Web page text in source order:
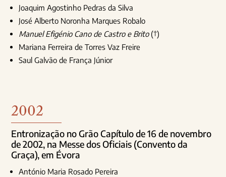
Joaquim Agostinho Pedras da Silva
José Alberto Noronha Marques Robalo
Manuel Efigénio Cano de Castro e Brito(†)
Mariana Ferreira de Torres Vaz Freire
Saul Galvão de França Júnior
2002
Entronização no Grão Capítulo de 16 de novembro
de 2002, na Messe dos Oficiais (Convento da
Graça), em Évora
António Maria Rosado Pereira